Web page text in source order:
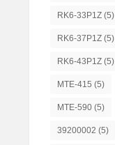
RK6-33P1Z (5)
RK6-37P1Z (5)
RK6-43P1Z (5)
MTE-415 (5)
MTE-590 (5)
39200002 (5)